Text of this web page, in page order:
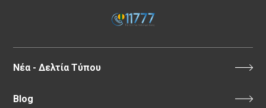
Νέα - Δελτία Τύπου
Blog